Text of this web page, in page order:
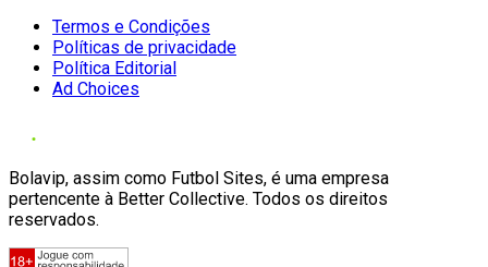
Termos e Condições
Políticas de privacidade
Política Editorial
Ad Choices
Bolavip, assim como Futbol Sites, é uma empresa
pertencente à Better Collective. Todos os direitos
reservados.